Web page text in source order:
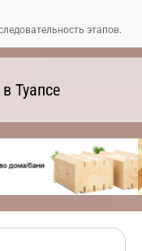
этапов.
Туапсе